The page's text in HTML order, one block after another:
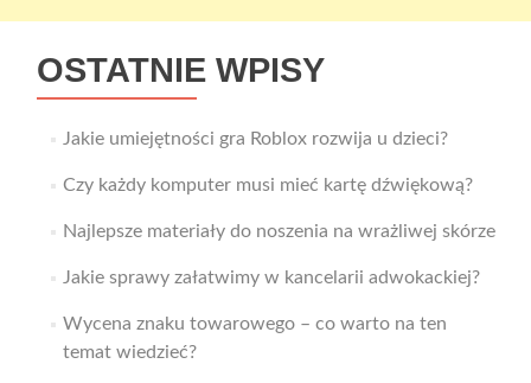
OSTATNIE WPISY
Jakie umiejętności gra Roblox rozwija u dzieci?
Czy każdy komputer musi mieć kartę dźwiękową?
Najlepsze materiały do noszenia na wrażliwej skórze
Jakie sprawy załatwimy w kancelarii adwokackiej?
Wycena znaku towarowego – co warto na ten
temat wiedzieć?